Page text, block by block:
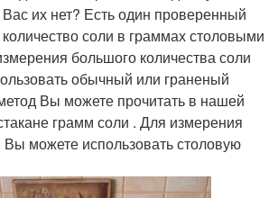
Вас их нет? Есть один проверенный
соли в граммах столовыми
большого количества соли
обычный или граненый
Вы можете прочитать в нашей
грамм соли . Для измерения
Вы можете использовать столовую